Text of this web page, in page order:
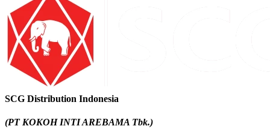
SCG Distribution Indonesia
(PT KOKOH INTI AREBAMA Tbk.)